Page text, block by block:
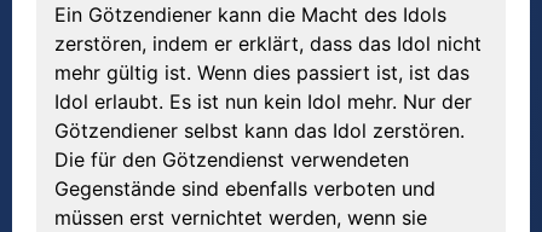
Ein Götzendiener kann die Macht des Idols
zerstören, indem er erklärt, dass das Idol nicht
mehr gültig ist. Wenn dies passiert ist, ist das
Idol erlaubt. Es ist nun kein Idol mehr. Nur der
Götzendiener selbst kann das Idol zerstören.
Die für den Götzendienst verwendeten
Gegenstände sind ebenfalls verboten und
müssen erst vernichtet werden, wenn sie